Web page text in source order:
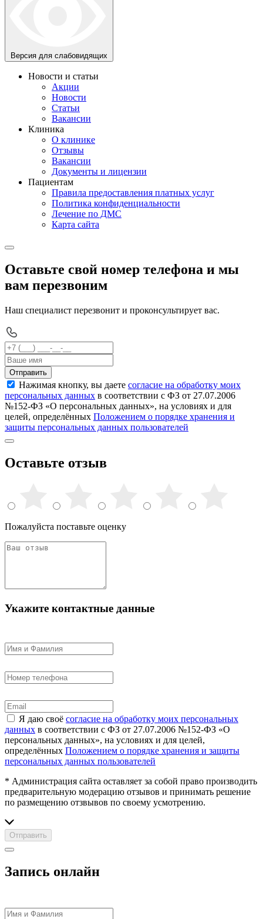
Версия для слабовидящих
Новости и статьи
Акции
Новости
Статьи
Вакансии
Клиника
О клинике
Отзывы
Вакансии
Документы и лицензии
Пациентам
Правила предоставления платных услуг
Политика конфиденциальности
Лечение по ДМС
Карта сайта
Оставьте свой номер телефона и мы
вам перезвоним
Наш специалист перезвонит и проконсультирует вас.
Отправить
Нажимая кнопку, вы даете согласие на обработку моих
персональных данных в соответствии с ФЗ от 27.07.2006
№152-ФЗ «О персональных данных», на условиях и для
целей, определённых Положением о порядке хранения и
защиты персональных данных пользователей
Оставьте отзыв
Пожалуйста поставьте оценку
Укажите контактные данные
Я даю своё согласие на обработку моих персональных
данных в соответствии с ФЗ от 27.07.2006 №152-ФЗ «О
персональных данных», на условиях и для целей,
определённых Положением о порядке хранения и защиты
персональных данных пользователей
* Администрация сайта оставляет за собой право производить
предварительную модерацию отзывов и принимать решение
по размещению отзвывов по своему усмотрению.
Отправить
Запись онлайн